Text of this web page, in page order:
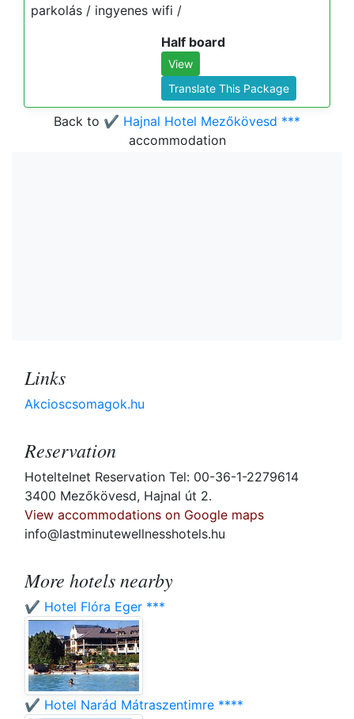
parkolás / ingyenes wifi /
Half board
View
Translate This Package
Back to ✔️ Hajnal Hotel Mezőkövesd ***
accommodation
Links
Akcioscsomagok.hu
Reservation
Hoteltelnet Reservation Tel: 00-36-1-2279614
3400 Mezőkövesd, Hajnal út 2.
View accommodations on Google maps
info@lastminutewellnesshotels.hu
More hotels nearby
✔️ Hotel Flóra Eger ***
✔️ Hotel Narád Mátraszentimre ****